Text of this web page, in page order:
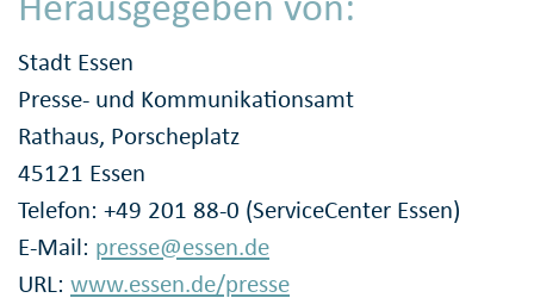
Stadt Essen
Presse- und Kommunikationsamt
Rathaus, Porscheplatz
45121 Essen
Telefon: +49 201 88-0 (ServiceCenter Essen)
E-Mail: presse@essen.de
URL: www.essen.de/presse